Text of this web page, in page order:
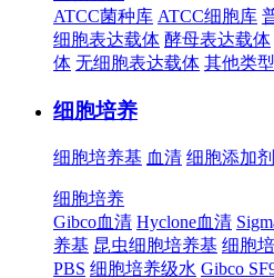
ATCC菌种库 ATCC细胞库
细胞表达载体 酵母表达载体
体 无细胞表达载体 其他类
细胞培养
细胞培养基 血清 细胞添加剂
细胞培养
Gibco血清 Hyclone血清
养基 昆虫细胞培养基 细胞
PBS 细胞培养级水 Gibco